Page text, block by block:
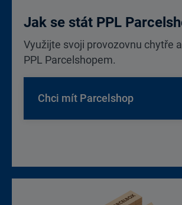
Jak se stát PPL
Využijte svoji provozovnu chytře
PPL Parcelshopem.
Chci mít Parcelshop